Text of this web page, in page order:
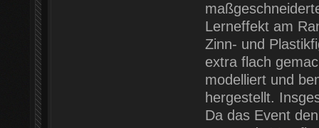
Lerneffekt am
Zinn- und
extra flach
modelliert und
hergestellt.
Da das Event